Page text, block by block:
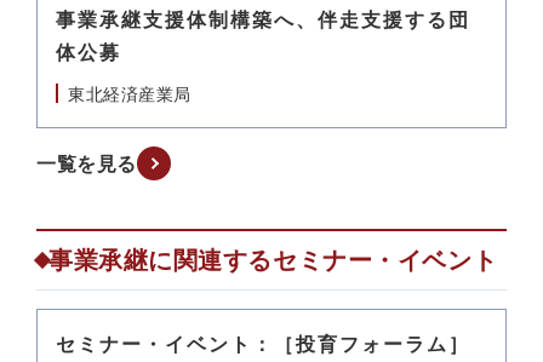
事業承継支援体制構築へ、伴走支援する団
体公募
東北経済産業局
一覧を見る
事業承継に関連するセミナー・イベント
セミナー・イベント：［投育フォーラム］